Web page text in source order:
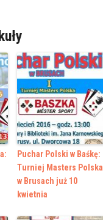
Puchar Polski w Baśkę: I
Turniej Masters Polska
w Brusach już 10
kwietnia